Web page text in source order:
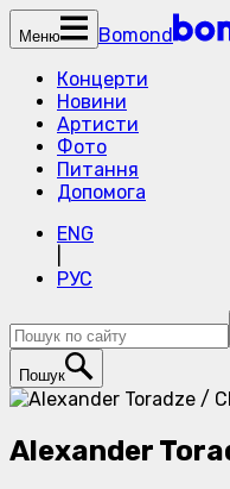
Меню
Bomond
Концерти
Новини
Артисти
Фото
Питання
Допомога
ENG
РУС
Пошук
Alexander